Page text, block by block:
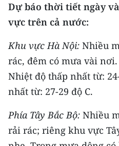
Bắc Trung Bộ
Duyên hải Nam Trung Bộ
Nguyên
Đông Nam Bộ
Đồng bằng sông Cửu Long
Chuyên trang Hà Nội
Dự báo thời tiết ngày
vực trên cả nước:
Khu vực Hà Nội: Nhiều
rác, đêm có mưa vài
Nhiệt độ thấp nhất từ:
nhất từ: 27-29 độ C.
Phía Tây Bắc Bộ: Nhiều
rải rác; riêng khu vực